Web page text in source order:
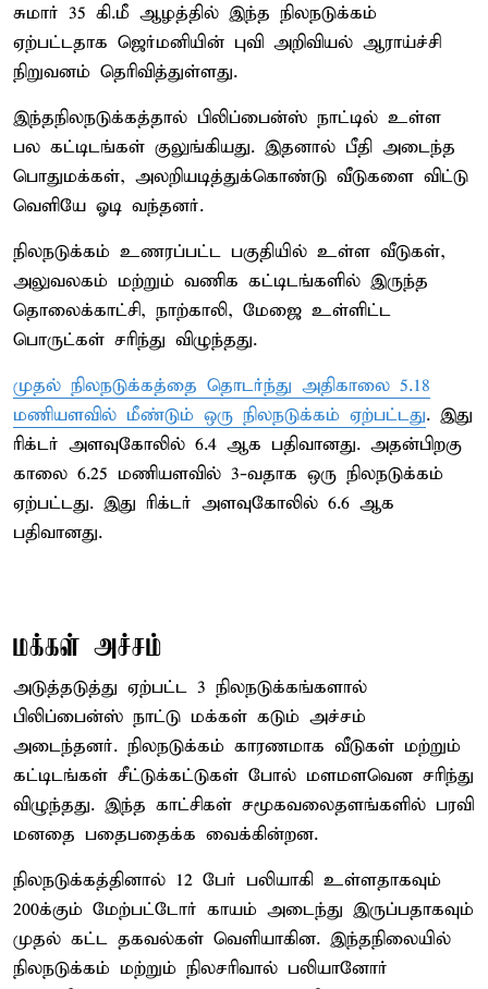
சுமார் 35 கி.மீ ஆழத்தில் இந்த நிலநடுக்கம்
ஏற்பட்டதாக ஜெர்மனியின் புவி அறிவியல் ஆராய்ச்சி
நிறுவனம் தெரிவித்துள்ளது.
இந்தநிலநடுக்கத்தால் பிலிப்பைன்ஸ் நாட்டில் உள்ள
பல கட்டிடங்கள் குலுங்கியது. இதனால் பீதி அடைந்த
பொதுமக்கள், அலறியடித்துக்கொண்டு வீடுகளை விட்டு
வெளியே ஓடி வந்தனர்.
நிலநடுக்கம் உணரப்பட்ட பகுதியில் உள்ள வீடுகள்,
அலுவலகம் மற்றும் வணிக கட்டிடங்களில் இருந்த
தொலைக்காட்சி, நாற்காலி, மேஜை உள்ளிட்ட
பொருட்கள் சரிந்து விழுந்தது.
முதல் நிலநடுக்கத்தை தொடர்ந்து அதிகாலை 5.18
மணியளவில் மீண்டும் ஒரு நிலநடுக்கம் ஏற்பட்டது. இது
ரிக்டர் அளவுகோலில் 6.4 ஆக பதிவானது. அதன்பிறகு
காலை 6.25 மணியளவில் 3-வதாக ஒரு நிலநடுக்கம்
ஏற்பட்டது. இது ரிக்டர் அளவுகோலில் 6.6 ஆக
பதிவானது.
மக்கள் அச்சம்
அடுத்தடுத்து ஏற்பட்ட 3 நிலநடுக்கங்களால்
பிலிப்பைன்ஸ் நாட்டு மக்கள் கடும் அச்சம்
அடைந்தனர். நிலநடுக்கம் காரணமாக வீடுகள் மற்றும்
கட்டிடங்கள் சீட்டுக்கட்டுகள் போல் மளமளவென சரிந்து
விழுந்தது. இந்த காட்சிகள் சமூகவலைதளங்களில் பரவி
மனதை பதைபதைக்க வைக்கின்றன.
நிலநடுக்கத்தினால் 12 பேர் பலியாகி உள்ளதாகவும்
200க்கும் மேற்பட்டோர் காயம் அடைந்து இருப்பதாகவும்
முதல் கட்ட தகவல்கள் வெளியாகின. இந்தநிலையில்
நிலநடுக்கம் மற்றும் நிலசரிவால் பலியானோர்